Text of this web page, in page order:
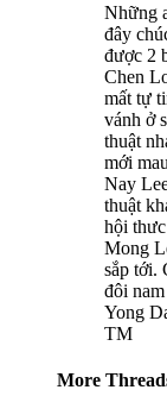
Những
đây
được 2
Chen
mất tự
vánh ở
thuật
mới
Nay
thuật
hội
Mong
sắp tới.
đôi
Yong
TM
More